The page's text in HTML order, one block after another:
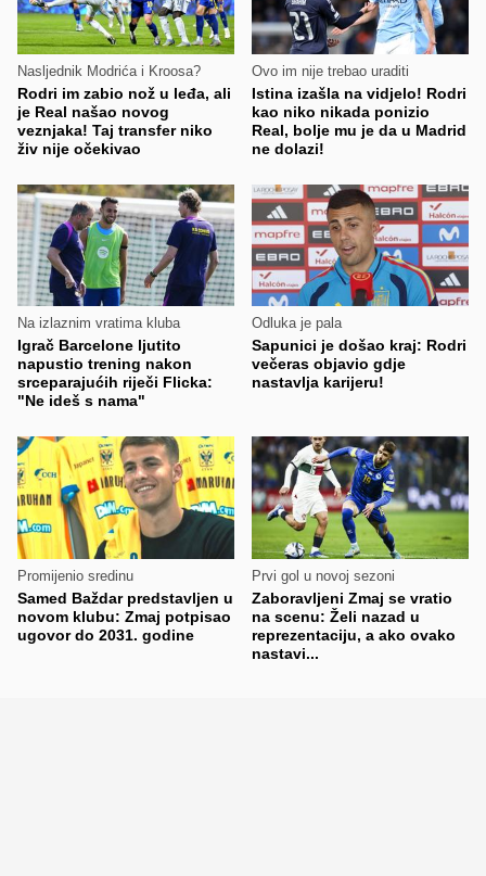
Nasljednik Modrića i Kroosa?
Rodri im zabio nož u leđa, ali
je Real našao novog
veznjaka! Taj transfer niko
živ nije očekivao
Ovo im nije trebao uraditi
Istina izašla na vidjelo! Rodri
kao niko nikada ponizio
Real, bolje mu je da u Madrid
ne dolazi!
Na izlaznim vratima kluba
Igrač Barcelone ljutito
napustio trening nakon
srceparajućih riječi Flicka:
"Ne ideš s nama"
Odluka je pala
Sapunici je došao kraj: Rodri
večeras objavio gdje
nastavlja karijeru!
Promijenio sredinu
Samed Baždar predstavljen u
novom klubu: Zmaj potpisao
ugovor do 2031. godine
Prvi gol u novoj sezoni
Zaboravljeni Zmaj se vratio
na scenu: Želi nazad u
reprezentaciju, a ako ovako
nastavi...